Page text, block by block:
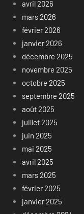
avril 2026
mars 2026
février 2026
janvier 2026
décembre 2025
novembre 2025
octobre 2025
septembre 2025
août 2025
juillet 2025
juin 2025
mai 2025
avril 2025
mars 2025
février 2025
janvier 2025